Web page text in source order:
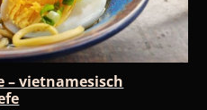
– vietnamesisch